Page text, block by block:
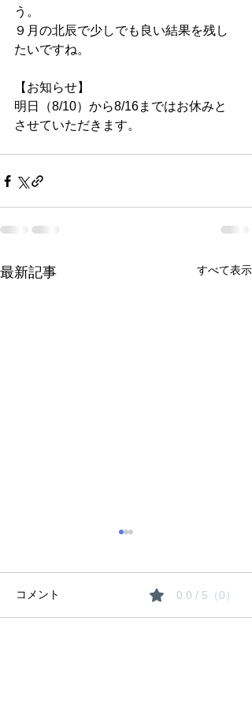
う。
９月の北辰で少しでも良い結果を残し
たいですね。
【お知らせ】
明日（8/10）から8/16まではお休みと
させていただきます。
最新記事 すべて表示
コメント 0.0 / 5（0）